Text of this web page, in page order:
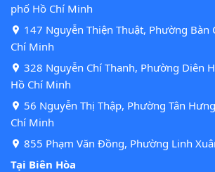
phố Hồ Chí Minh
147 Nguyễn Thiện Thuật, Phường Bàn
Chí Minh
328 Nguyễn Chí Thanh, Phường Diên
Hồ Chí Minh
56 Nguyễn Thị Thập, Phường Tân
Chí Minh
855 Phạm Văn Đồng, Phường Linh
Tại Biên Hòa